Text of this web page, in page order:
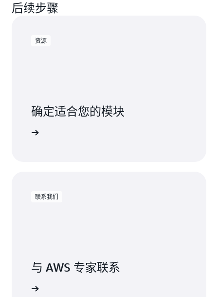
后续步骤
资源
确定适合您的模块
联系我们
与 AWS 专家联系